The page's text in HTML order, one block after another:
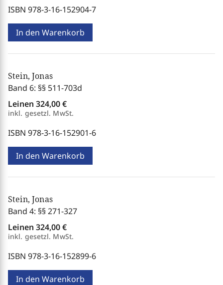
ISBN 978-3-16-152904-7
In den Warenkorb
Stein, Jonas
Band 6: §§ 511-703d
Leinen 324,00 €
inkl. gesetzl. MwSt.
ISBN 978-3-16-152901-6
In den Warenkorb
Stein, Jonas
Band 4: §§ 271-327
Leinen 324,00 €
inkl. gesetzl. MwSt.
ISBN 978-3-16-152899-6
In den Warenkorb